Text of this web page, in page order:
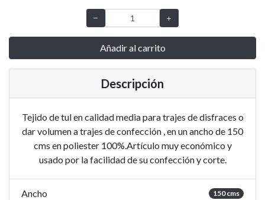
Añadir al carrito
Descripción
Tejido de tul en calidad media para trajes de disfraces o
dar volumen a trajes de confección , en un ancho de 150
cms en poliester 100%.Artículo muy económico y
usado por la facilidad de su confección y corte.
Ancho 150 cms